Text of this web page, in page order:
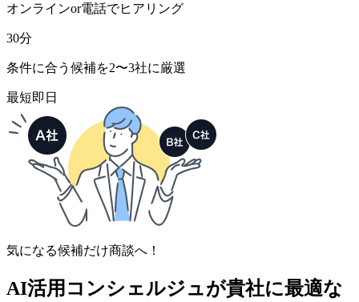
オンラインor電話でヒアリング
30分
条件に合う候補を2〜3社に厳選
最短即日
気になる候補だけ商談へ！
AI活用コンシェルジュが貴社に最適な